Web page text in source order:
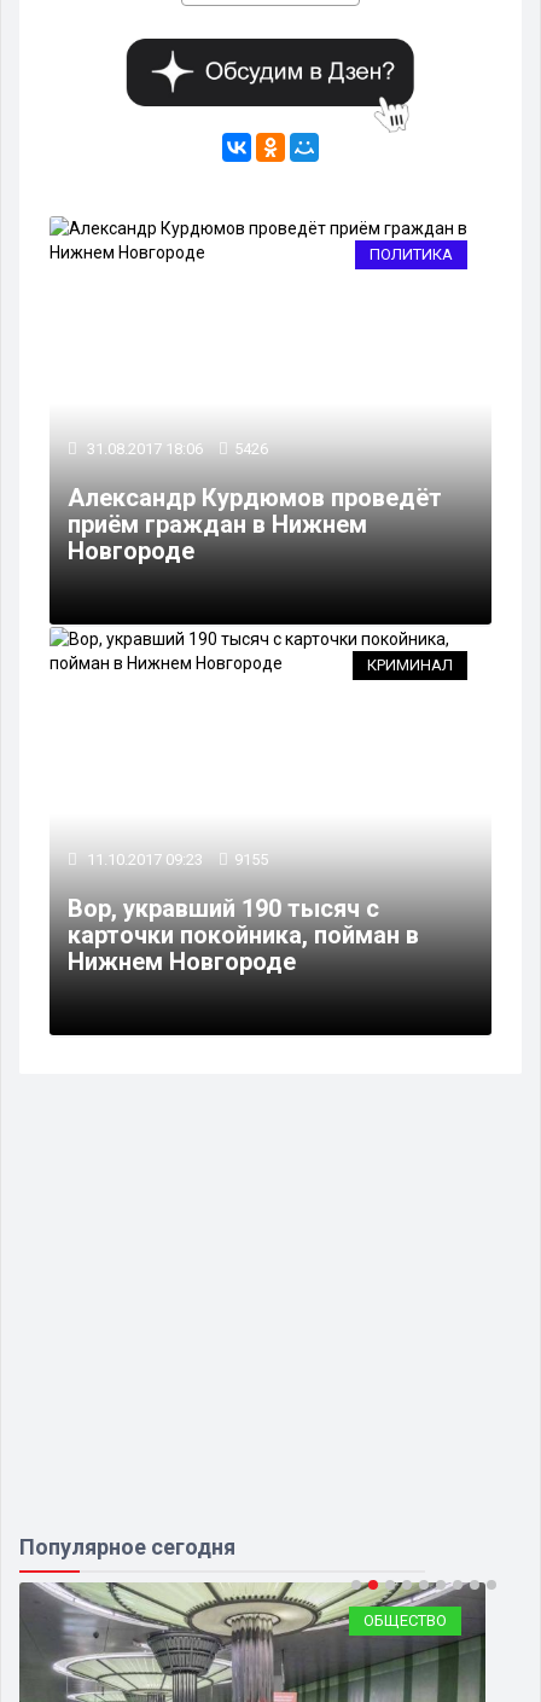
ПОЛИТИКА
31.08.2017 18:06 5426
Александр Курдюмов проведёт
приём граждан в Нижнем
Новгороде
КРИМИНАЛ
11.10.2017 09:23 9155
Вор, укравший 190 тысяч с
карточки покойника, пойман в
Нижнем Новгороде
Популярное сегодня
ОБЩЕСТВО